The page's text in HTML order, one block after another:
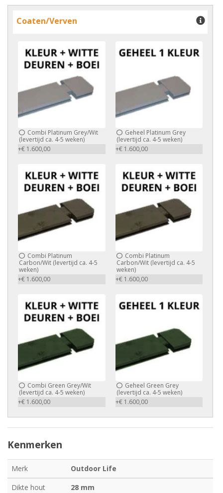
Coaten/Verven
Combi Platinum Grey/Wit
(levertijd ca. 4-5 weken)
+€ 1.600,00
Geheel Platinum Grey
(levertijd ca. 4-5 weken)
+€ 1.600,00
Combi Platinum
Carbon/Wit (levertijd ca. 4-5
weken)
+€ 1.600,00
Combi Platinum
Carbon/Wit (levertijd ca. 4-5
weken)
+€ 1.600,00
Combi Green Grey/Wit
(levertijd ca. 4-5 weken)
+€ 1.600,00
Geheel Green Grey
(levertijd ca. 4-5 weken)
+€ 1.600,00
Kenmerken
Merk
Outdoor Life
Dikte hout
28 mm